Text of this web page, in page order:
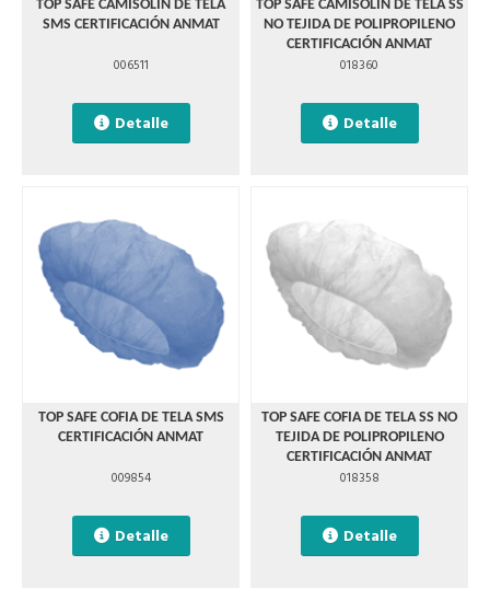
TOP SAFE CAMISOLÍN DE TELA
SMS CERTIFICACIÓN ANMAT
006511
Detalle
TOP SAFE CAMISOLÍN DE TELA SS
NO TEJIDA DE POLIPROPILENO
CERTIFICACIÓN ANMAT
018360
Detalle
TOP SAFE COFIA DE TELA SMS
CERTIFICACIÓN ANMAT
009854
Detalle
TOP SAFE COFIA DE TELA SS NO
TEJIDA DE POLIPROPILENO
CERTIFICACIÓN ANMAT
018358
Detalle